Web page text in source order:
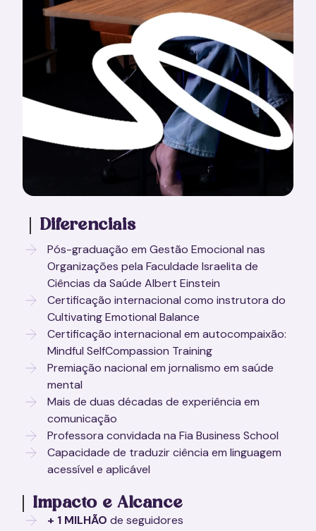
Diferenciais
Pós-graduação em Gestão Emocional nas
Organizações pela Faculdade Israelita de
Ciências da Saúde Albert Einstein
Certificação internacional como instrutora do
Cultivating Emotional Balance
Certificação internacional em autocompaixão:
Mindful SelfCompassion Training
Premiação nacional em jornalismo em saúde
mental
Mais de duas décadas de experiência em
comunicação
Professora convidada na Fia Business School
Capacidade de traduzir ciência em linguagem
acessível e aplicável
Impacto e Alcance
+ 1 MILHÃO de seguidores